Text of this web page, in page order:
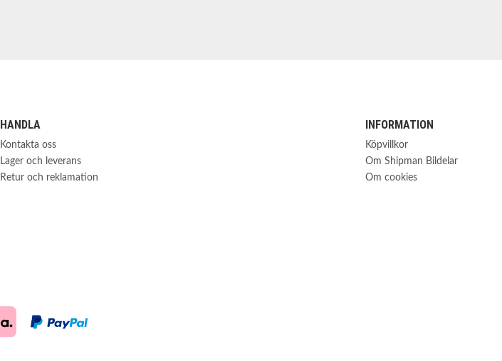
HANDLA
Kontakta oss
Lager och leverans
Retur och reklamation
INFORMATION
Köpvillkor
Om Shipman Bildelar
Om cookies